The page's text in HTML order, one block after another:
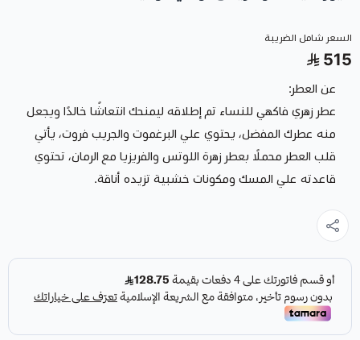
السعر شامل الضريبة
515
عن العطر:
عطر زهري فاكهي للنساء تم إطلاقه ليمنحك انتعاشًا خالدًا ويجعل
منه عطرك المفضل، يحتوي علي البرغموت والجريب فروت، يأتي
قلب العطر محملًا بعطر زهرة اللوتس والفريزيا مع الرمان، تحتوي
قاعدته علي المسك ومكونات خشبية تزيده أناقة.